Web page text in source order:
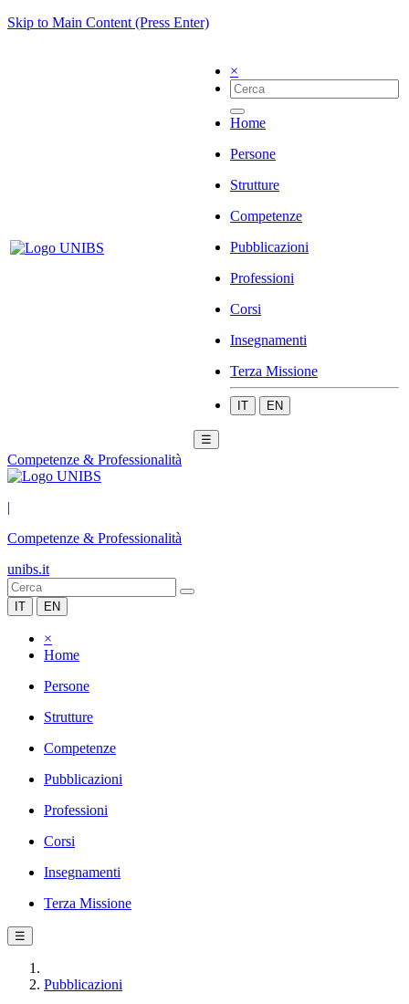
Skip to Main Content (Press Enter)
×
Home
Persone
Strutture
Competenze
Pubblicazioni
Professioni
Corsi
Insegnamenti
Terza Missione
IT EN
☰
Competenze & Professionalità
|
Competenze & Professionalità
unibs.it
IT EN
×
Home
Persone
Strutture
Competenze
Pubblicazioni
Professioni
Corsi
Insegnamenti
Terza Missione
☰
Pubblicazioni